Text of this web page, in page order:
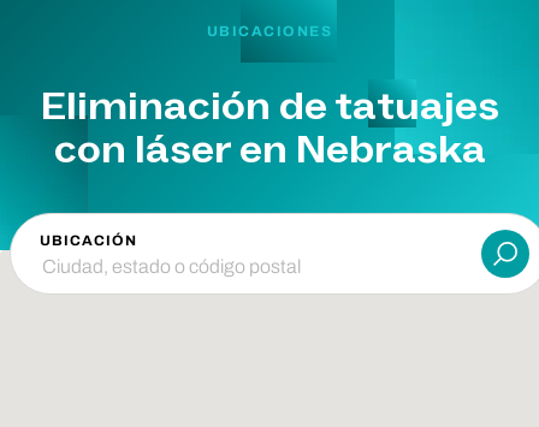
UBICACIONES
Eliminación de tatuajes
con láser en Nebraska
UBICACIÓN